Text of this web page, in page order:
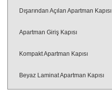
Dışarından Açılan Apartman Kapısı
Apartman Giriş Kapısı
Kompakt Apartman Kapısı
Beyaz Laminat Apartman Kapısı